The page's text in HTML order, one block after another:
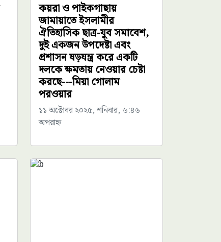
কয়রা ও পাইকগাছায়
জামায়াতে ইসলামীর
ঐতিহাসিক ছাত্র-যুব সমাবেশ,
দুই একজন উপদেষ্টা এবং
প্রশাসন ষড়যন্ত্র করে একটি
দলকে ক্ষমতায় নেওয়ার চেষ্টা
করছে---মিয়া গোলাম
পরওয়ার
১১ অক্টোবর ২০২৫, শনিবার, ৬:৪৬
অপরাহ্ন